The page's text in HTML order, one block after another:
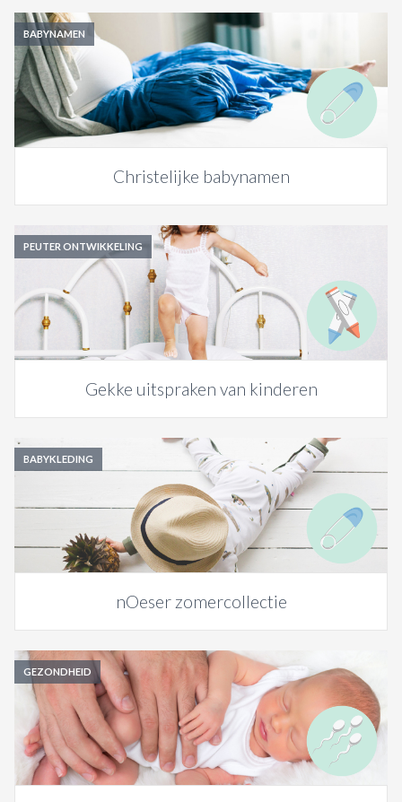
BABYNAMEN
Christelijke babynamen
PEUTER ONTWIKKELING
Gekke uitspraken van kinderen
BABYKLEDING
nOeser zomercollectie
GEZONDHEID